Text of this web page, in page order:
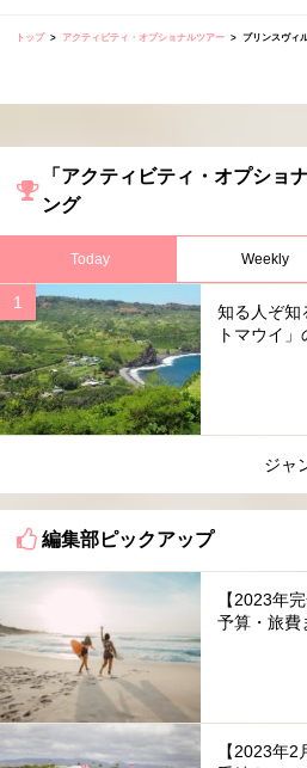
トップ アクティビティ・オプショナルツアー プリンスヴィ
「アクティビティ・オプショ
ング
Today Weekly
知る人ぞ知
トマウイ
ジャ
編集部ピックアップ
【2023年
予算・旅費
【2023年